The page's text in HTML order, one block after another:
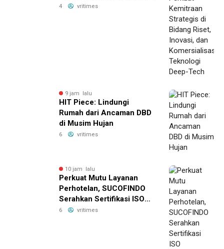
Inovasi, dan Komersialisasi
4 vritimes
9 jam lalu
HIT Piece: Lindungi
Rumah dari Ancaman DBD
di Musim Hujan
6 vritimes
10 jam lalu
Perkuat Mutu Layanan
Perhotelan, SUCOFINDO
Serahkan Sertifikasi ISO
9001:2015 kepada Hotel
6 vritimes